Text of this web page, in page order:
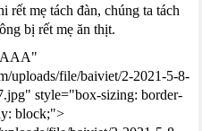
rết mẹ tách đàn, chúng ta tách
bị rết mẹ ăn thịt.
uploads/file/baiviet/2-2021-5-8-
style="box-sizing: border-
block;">